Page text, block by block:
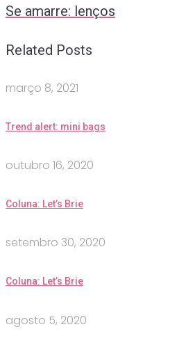
Se amarre: lenços
Related Posts
março 8, 2021
Trend alert: mini bags
outubro 16, 2020
Coluna: Let’s Brie
setembro 30, 2020
Coluna: Let’s Brie
agosto 5, 2020